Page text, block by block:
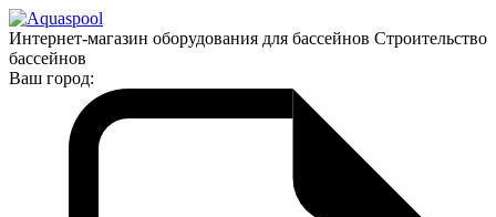
Интернет-магазин оборудования для бассейнов Строительство
бассейнов
Ваш город: